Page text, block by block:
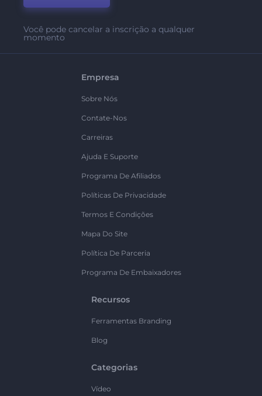
Você pode cancelar a inscrição a qualquer
momento
Empresa
Sobre Nós
Contate-Nos
Carreiras
Ajuda E Suporte
Programa De Afiliados
Políticas De Privacidade
Termos E Condições
Mapa Do Site
Política De Parceria
Programa De Embaixadores
Recursos
Ferramentas Branding
Blog
Categorias
Vídeo